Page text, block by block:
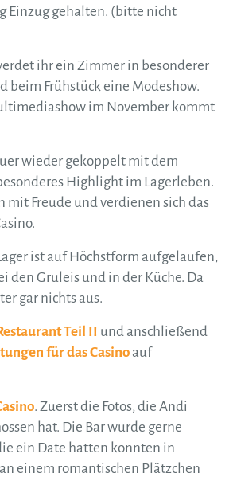
Einzug gehalten. (bitte nicht
ihr ein Zimmer in besonderer
beim Frühstück eine Modeshow.
im November kommt
wieder gekoppelt mit dem
Highlight im Lagerleben.
mit Freude und verdienen sich das
ist auf Höchstform aufgelaufen,
den Gruleis und in der Küche. Da
gar nichts aus.
Teil II und anschließend
für das Casino auf
. Zuerst die Fotos, die Andi
hat. Die Bar wurde gerne
ein Date hatten konnten in
einem romantischen Plätzchen